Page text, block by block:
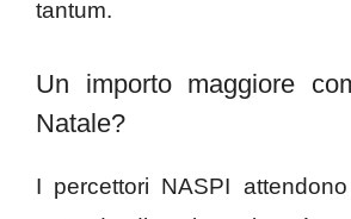
tantum.
Un importo maggiore
Natale?
I percettori NASPI